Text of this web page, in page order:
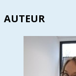
AUTEUR